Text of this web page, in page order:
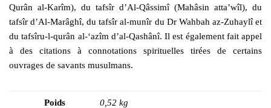
Qurân al-Karîm), du tafsîr d’Al-Qâssimî (Mahâsin atta’wîl), du
tafsîr d’Al-Marâghî, du tafsîr al-munîr du Dr Wahbah az-Zuhaylî et
du tafsîru-l-qurân al-‘azîm d’al-Qashânî. Il est également fait appel
à des citations à connotations spirituelles tirées de certains
ouvrages de savants musulmans.
Poids 0,52 kg